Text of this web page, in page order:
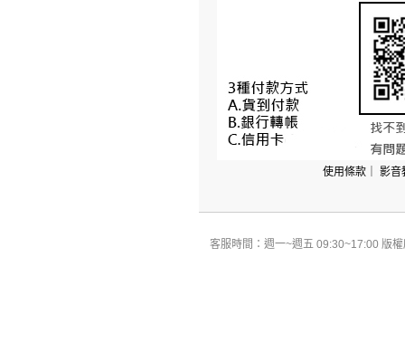
使用條款 影音
客服時間：週一~週五 09:30~17:00 版